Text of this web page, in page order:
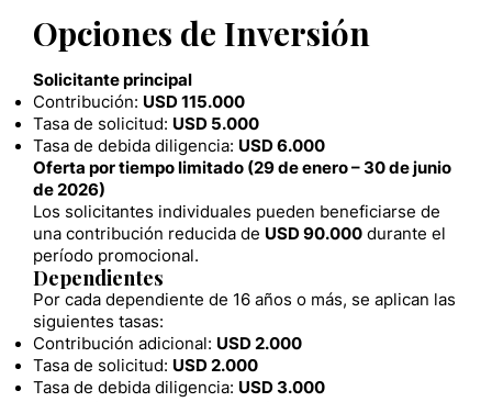
Opciones de Inversión
Solicitante principal
Contribución: USD 115.000
Tasa de solicitud: USD 5.000
Tasa de debida diligencia: USD 6.000
Oferta por tiempo limitado (29 de enero – 30 de junio
de 2026)
Los solicitantes individuales pueden beneficiarse de
una contribución reducida de USD 90.000 durante el
período promocional.
Dependientes
Por cada dependiente de 16 años o más, se aplican las
siguientes tasas:
Contribución adicional: USD 2.000
Tasa de solicitud: USD 2.000
Tasa de debida diligencia: USD 3.000